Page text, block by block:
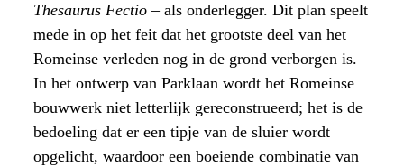
Thesaurus Fectio –als onderlegger. Dit plan speelt
mede in op het feit dat het grootste deel van het
Romeinse verleden nog in de grond verborgen is.
In het ontwerp van Parklaan wordt het Romeinse
bouwwerk niet letterlijk gereconstrueerd; het is de
bedoeling dat er een tipje van de sluier wordt
opgelicht, waardoor een boeiende combinatie van